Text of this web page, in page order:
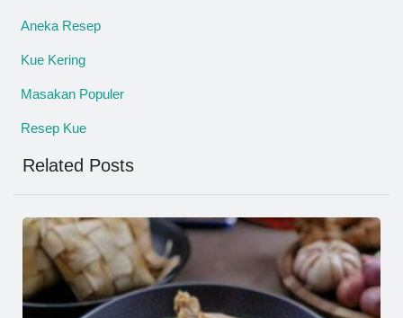
Aneka Resep
Kue Kering
Masakan Populer
Resep Kue
Related Posts